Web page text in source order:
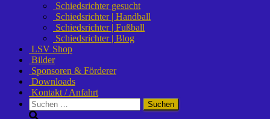
Schiedsrichter gesucht
Schiedsrichter | Handball
Schiedsrichter | Fußball
Schiedsrichter | Blog
LSV Shop
Bilder
Sponsoren & Förderer
Downloads
Kontakt / Anfahrt
Suchen
nach: